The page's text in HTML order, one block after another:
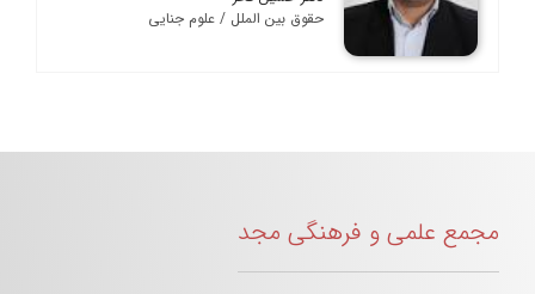
حقوق بین الملل / علوم جنایی
مجمع علمی و فرهنگی مجد